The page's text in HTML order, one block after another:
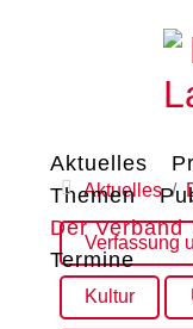
Aktuelles
Themen
Der Verband
Termine
Aktuelles
Verfassung
Kultur